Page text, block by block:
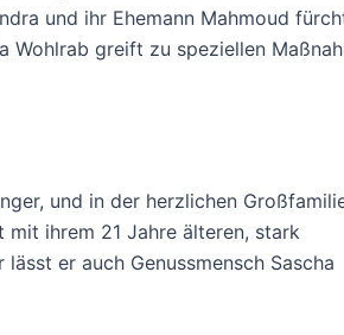
und ihr Ehemann Mahmoud
greift zu speziellen
und in der herzlichen
ihrem 21 Jahre älteren, stark
er auch Genussmensch Sascha